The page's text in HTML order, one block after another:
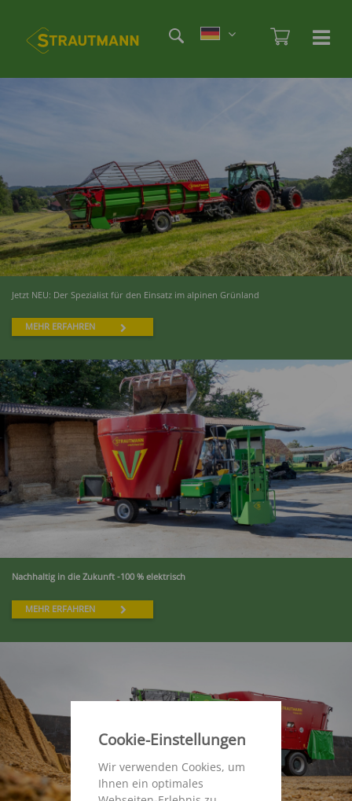
Cookie-Einstellungen
Wir verwenden Cookies, um
Ihnen ein optimales
Inhalt
/
Jetzt NEU: Der Spezialist für den Einsatz im alpinen Grünland
MEHR ERFAHREN
Nachhaltig in die Zukunft -100 % elektrisch
MEHR ERFAHREN